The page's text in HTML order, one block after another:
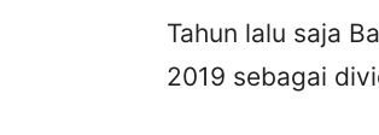
Tahun lalu saja
2019 sebagai